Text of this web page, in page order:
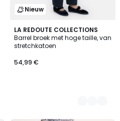
Nieuw
LA REDOUTE COLLECTIONS
Barrel broek met hoge taille, van
stretchkatoen
54,99 €
2
Kleuren